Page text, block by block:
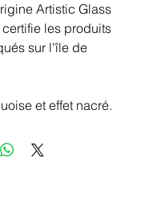
Artistic Glass
les produits
sur l'île de
et effet nacré.